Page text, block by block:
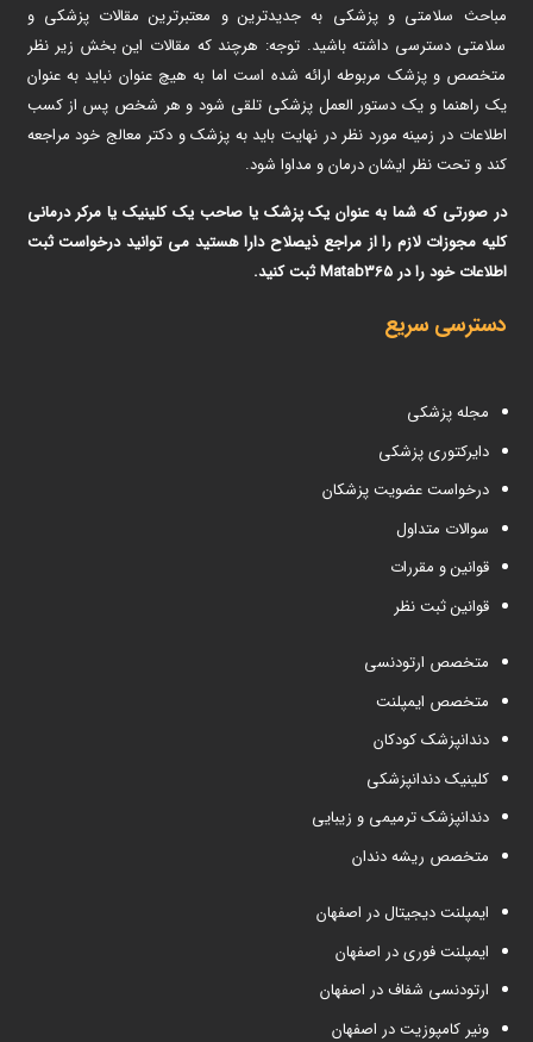
مباحث سلامتی و پزشکی به جدیدترین و معتبرترین مقالات پزشکی و
سلامتی دسترسی داشته باشید. توجه: هرچند که مقالات این بخش زیر نظر
متخصص و پزشک مربوطه ارائه شده است اما به هیچ عنوان نباید به عنوان
یک راهنما و یک دستور العمل پزشکی تلقی شود و هر شخص پس از کسب
اطلاعات در زمینه مورد نظر در نهایت باید به پزشک و دکتر معالج خود مراجعه
کند و تحت نظر ایشان درمان و مداوا شود.
در صورتی که شما به عنوان یک پزشک یا صاحب یک کلینیک یا مرکر درمانی
کلیه مجوزات لازم را از مراجع ذیصلاح دارا هستید می توانید درخواست ثبت
اطلاعات خود را در Matab365 ثبت کنید.
دسترسی سریع
مجله پزشکی
دایرکتوری پزشکی
درخواست عضویت پزشکان
سوالات متداول
قوانین و مقررات
قوانین ثبت نظر
متخصص ارتودنسی
متخصص ایمپلنت
دندانپزشک کودکان
کلینیک دندانپزشکی
دندانپزشک ترمیمی و زیبایی
متخصص ریشه دندان
ایمپلنت دیجیتال در اصفهان
ایمپلنت فوری در اصفهان
ارتودنسی شفاف در اصفهان
ونیر کامپوزیت در اصفهان